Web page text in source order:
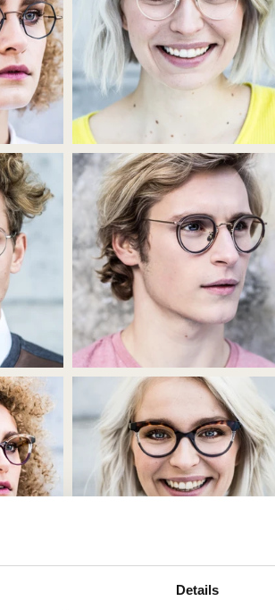
Details